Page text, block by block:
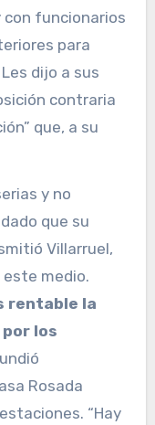
con funcionarios
para
dijo a sus
contraria
que, a su
y no
que su
Villarruel,
este medio.
rentable la
los
Rosada
“Hay